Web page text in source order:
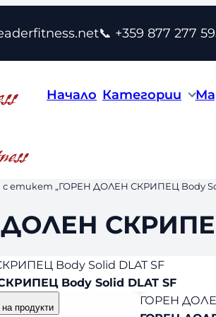
📞 +359 877 277
Начало Категории
етикет „ГОРЕН ДОЛЕН СКРИПЕЦ Body
Body Solid DLAT SF
Body Solid DLAT SF
продукти
ГОРЕН